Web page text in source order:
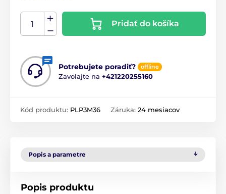
Pridať do košíka
Potrebujete poradiť? offline
Zavolajte na +421220255160
Kód produktu: PLP3M36 Záruka: 24 mesiacov
Popis a parametre
Popis produktu